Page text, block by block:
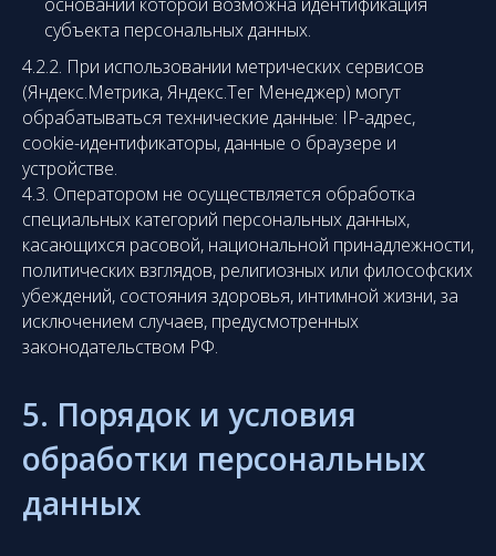
субъекта персональных данных.
4.2.2. При использовании метрических сервисов
(Яндекс.Метрика, Яндекс.Тег Менеджер) могут
обрабатываться технические данные: IP-адрес,
cookie-идентификаторы, данные о браузере и
устройстве.
4.3. Оператором не осуществляется обработка
специальных категорий персональных данных,
касающихся расовой, национальной принадлежности,
политических взглядов, религиозных или философских
убеждений, состояния здоровья, интимной жизни, за
исключением случаев, предусмотренных
законодательством РФ.
5. Порядок и условия
обработки персональных
данных